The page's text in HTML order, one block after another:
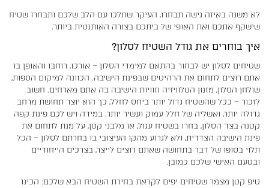
לא משנה באיזה גישה תבחרו, העיקר שתלכו עם הלב שלכם ותבחרו שטיח
שישקף אתכם ואת האופי של ביתכם בצורה האותנטית ביותר.
איך בוחרים את גודל השטיח לסלון?
שטיחים לסלון יש לבחור בהתאם למימדי הסלון – אורכו, רוחבו והאופן בו
אתם רוצים לתחום את הרהיטים שבפינת הישיבה. הכוונה למיקום הספות,
שולחן הסלון, מזנון הטלוויזיה וזוויות הישיבה בה אתם מארחים. חשוב
לזכור – ככל שהשטיח גדול יותר ביחס לחלל, כך הוא יוצר תחושת מרחב
גדולה יותר, ואשליה של חלל עמוק ועשיר יותר. במידה ויש לכם פינת קפה
קטנה בצד הסלון, בחרו בשטיח עגול, או מלבני קטן, על מנת לתחום את
פינת הישיבה הצדדית, ולא לגרוע מהקו העיצובי בו בחרתם לסלון – הכל
תלוי בסופו של דבר בתחושה שאתם רוצים לייצר, בצרכים הייחודיים
ובטעם האישי שלכם כמובן.
טיפ קטן מצמר שטיחים יפים לקראת בחירת השטיח הבא שלכם: הכינו